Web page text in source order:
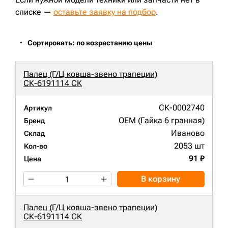
D65EX-16;
R210LC-3;
R220LC-9;R250LC-3;CX180;850J;PR724LGP;
списке — оставьте заявку на подбор.
Сортировать: по возрастанию цены
Палец (Г/Ц ковша-звено трапеции)
СК-6191114 СК
Артикул СК-0002740
Бренд OEM (Гайка 6 гранная)
Склад Иваново
Кол-во 2053 шт
Цена 91 ₽
В корзину
Палец (Г/Ц ковша-звено трапеции)
СК-6191114 СК